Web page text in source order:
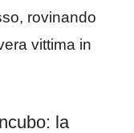
rovinando
vittima in
la